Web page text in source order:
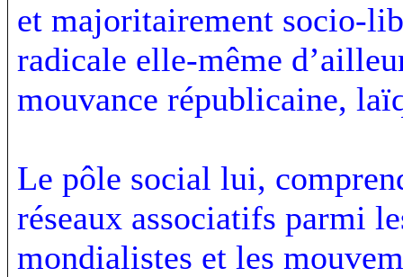
et majoritairement socio-
radicale elle-même
mouvance républicaine,
Le pôle social lui,
réseaux associatifs parmi
mondialistes et les